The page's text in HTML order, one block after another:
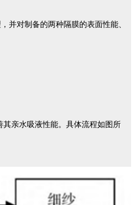
并对制备的两种隔膜的表面性能、
亲水吸液性能。具体流程如图所